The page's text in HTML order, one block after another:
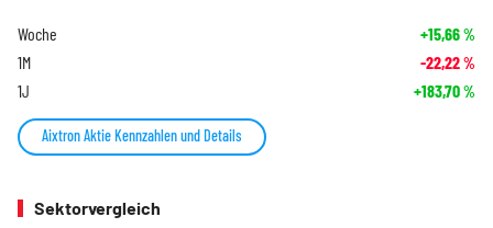
Woche +15,66%
1M -22,22%
1J +183,70%
Aixtron Aktie Kennzahlen und Details
Sektorvergleich